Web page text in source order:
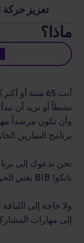
تعزيز
ماذا؟
أنت 65 سنة
نشطاً أو تريد أن
وأن تكون مرشداً
برنامج التمارين
بانكو! BIB يعني الحركة في المقاطعة.
ولا حاجة إلى
إلى مهارات